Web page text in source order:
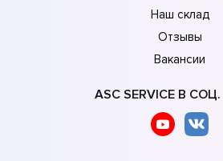
Наш склад
Отзывы
Вакансии
ASC SERVICE В